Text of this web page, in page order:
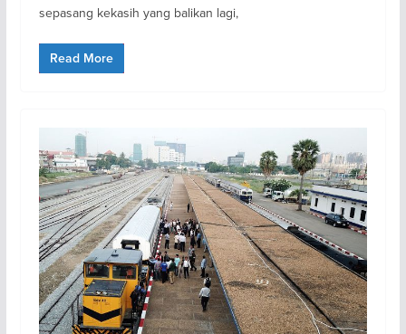
sepasang kekasih yang balikan lagi,
Read More